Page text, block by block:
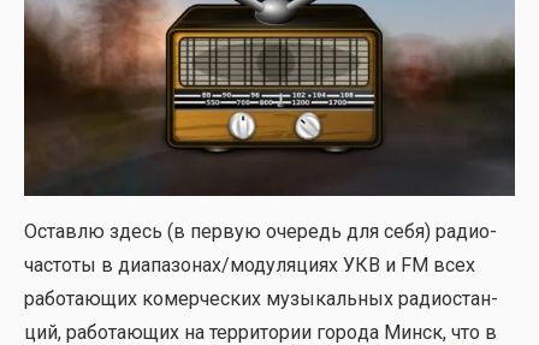
Остав­лю здесь (в первую оче­редь для себя) радио­
ча­сто­ты в диапазонах/модуляциях УКВ и FM всех
рабо­та­ю­щих комер­че­ских музы­каль­ных радио­стан­
ций, рабо­та­ю­щих на тер­ри­то­рии горо­да Минск, что в